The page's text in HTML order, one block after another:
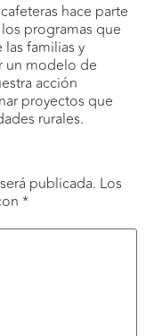
hace parte
programas que
familias y
un modelo de
acción
proyectos que
rurales.
publicada. Los
*